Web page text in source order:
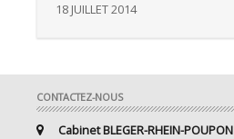
18 JUILLET 2014
CONTACTEZ-NOUS
Cabinet BLEGER-RHEIN-POUPON